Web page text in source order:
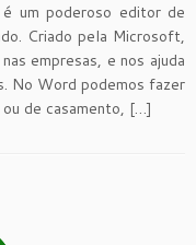
um poderoso editor de
Criado pela Microsoft,
empresas, e nos ajuda
No Word podemos fazer
de casamento, […]